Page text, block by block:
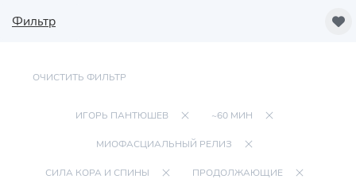
Фильтр
ОЧИСТИТЬ ФИЛЬТР
ИГОРЬ ПАНТЮШЕВ ~60 МИН
МИОФАСЦИАЛЬНЫЙ РЕЛИЗ
СИЛА КОРА И СПИНЫ ПРОДОЛЖАЮЩИЕ